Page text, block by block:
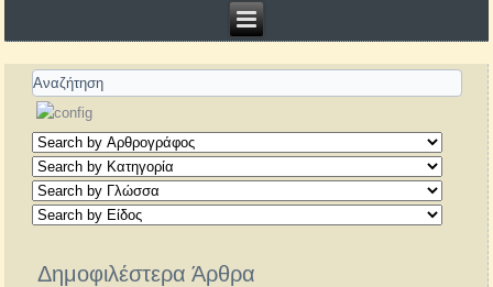
Δημοφιλέστερα Άρθρα